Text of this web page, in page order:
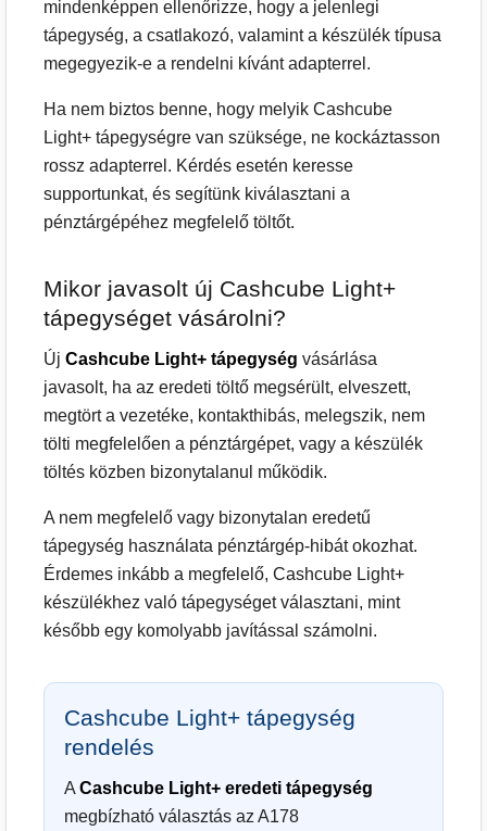
mindenképpen ellenőrizze, hogy a jelenlegi
tápegység, a csatlakozó, valamint a készülék típusa
megegyezik-e a rendelni kívánt adapterrel.
Ha nem biztos benne, hogy melyik Cashcube
Light+ tápegységre van szüksége, ne kockáztasson
rossz adapterrel. Kérdés esetén keresse
supportunkat, és segítünk kiválasztani a
pénztárgépéhez megfelelő töltőt.
Mikor javasolt új Cashcube Light+
tápegységet vásárolni?
Új Cashcube Light+ tápegység vásárlása
javasolt, ha az eredeti töltő megsérült, elveszett,
megtört a vezetéke, kontakthibás, melegszik, nem
tölti megfelelően a pénztárgépet, vagy a készülék
töltés közben bizonytalanul működik.
A nem megfelelő vagy bizonytalan eredetű
tápegység használata pénztárgép-hibát okozhat.
Érdemes inkább a megfelelő, Cashcube Light+
készülékhez való tápegységet választani, mint
később egy komolyabb javítással számolni.
Cashcube Light+ tápegység
rendelés
A Cashcube Light+ eredeti tápegység
megbízható választás az A178